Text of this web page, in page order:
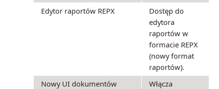
Edytor raportów REPX
Dostęp do
edytora
raportów w
formacie REPX
(nowy format
raportów).
Nowy UI dokumentów
Włącza